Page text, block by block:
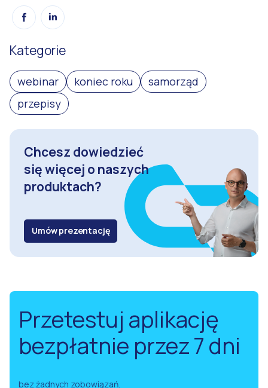
Kategorie
webinar koniec roku
samorząd
przepisy
Chcesz dowiedzieć
się więcej o naszych
produktach?
Umów prezentację
Przetestuj aplikację
bezpłatnie przez 7 dni
bez żadnych zobowiązań.